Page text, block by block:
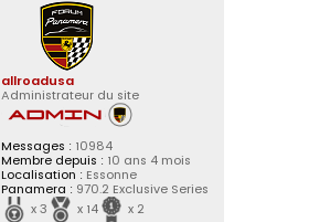
allroadusa
Administrateur du site
Messages : 10984
Membre depuis : 10 ans 4 mois
Localisation : Essonne
Panamera : 970.2 Exclusive Series
x 3
x 14 x 2